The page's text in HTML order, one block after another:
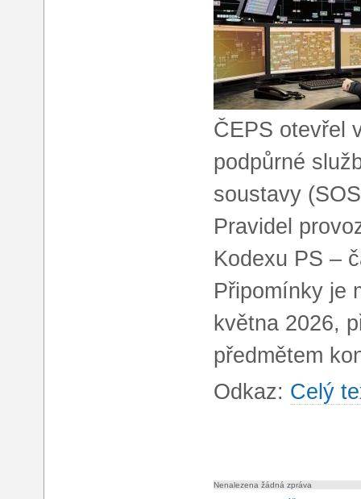
ČEPS otevřel
podpůrné
soustavy
Pravidel
Kodexu PS –
Připomínky je
května 2026,
předmětem
Odkaz: Celý
Nenalezena žádná zpráva